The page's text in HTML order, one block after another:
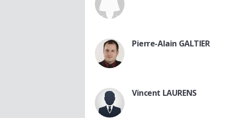
Pierre-Alain GALTIER
Vincent LAURENS